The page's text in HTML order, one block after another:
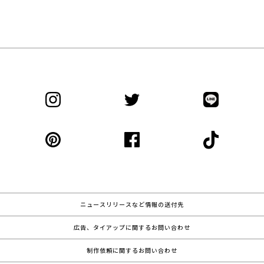
ニュースリリースなど情報の送付先
広告、タイアップに関するお問い合わせ
制作依頼に関するお問い合わせ